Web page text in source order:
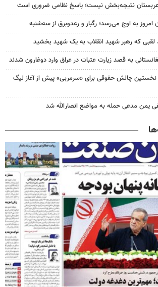
عربستان نتیجه‌بخش نیست؛ پاسخ نظامی ضروری است
امروز به اوج می‌رسد؛ رگبار و رعدوبرق از سه‌شنبه
که رهبر شهید انقلاب به یک شهید بخشید
چالش حقوقی برای «سرمربی» پیش از آغاز لیگ
یمن مدعی حمله به مواضع انصارالله شد